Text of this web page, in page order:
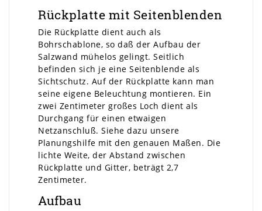
Rückplatte mit Seitenblenden
Die Rückplatte dient auch als
Bohrschablone, so daß der Aufbau der
Salzwand mühelos gelingt. Seitlich
befinden sich je eine Seitenblende als
Sichtschutz. Auf der Rückplatte kann man
seine eigene Beleuchtung montieren. Ein
zwei Zentimeter großes Loch dient als
Durchgang für einen etwaigen
Netzanschluß. Siehe dazu unsere
Planungshilfe mit den genauen Maßen. Die
lichte Weite, der Abstand zwischen
Rückplatte und Gitter, beträgt 2,7
Zentimeter.
Aufbau